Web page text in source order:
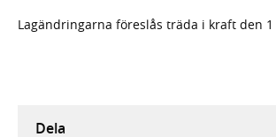
Lagändringarna föreslås träda i kraft den 1
Dela